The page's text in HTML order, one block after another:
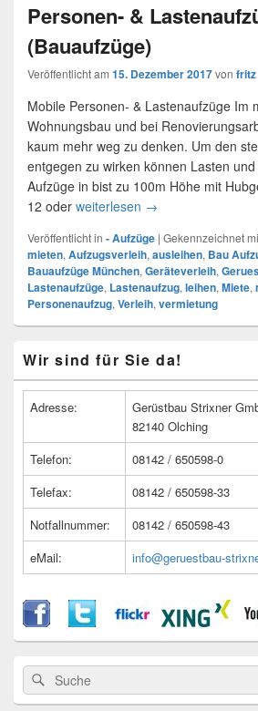
Personen- &
(Bauaufzüge)
Veröffentlicht am 15. Dezember 2017von fritz
Mobile Personen- & Lastenaufzüge Im
Wohnungsbau und bei
kaum mehr weg zu denken. Um den
entgegen zu wirken können Lasten
Aufzüge in bist zu 100m Höhe mit
12 oder weiterlesen Personen- &
→
Veröffentlicht in - Aufzüge | Gekennzeichnet
mieten, Aufzugsverleih, ausleihen, Bau
Bauaufzüge München, Geräteverleih,
Lastenaufzüge, Lastenaufzug, leihen, Miete,
Personenaufzug, Verleih, vermietung
Seitenleisten
Widget-
Wir sind für Sie da!
Adresse:
Gerüstbau Strixner
82140 Olching
Telefon:
08142 / 650598-0
Telefax:
08142 / 650598-33
Notfallnummer:
08142 / 650598-43
eMail:
info@geruestbau-
Suche
nach:
Suche